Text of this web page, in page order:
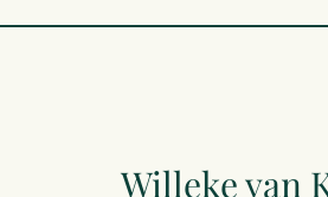
Willeke van